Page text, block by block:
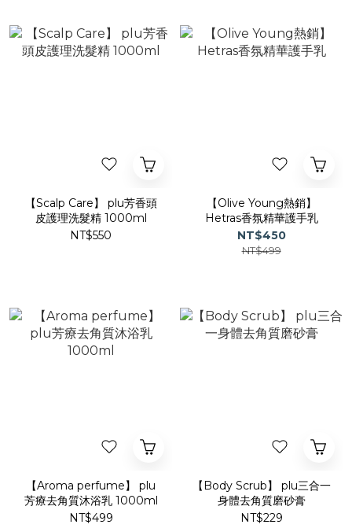
【Scalp Care】 plu芳香頭
皮護理洗髮精 1000ml
NT$550
【Olive Young熱銷】
Hetras香氛精華護手乳
NT$450
NT$499
【Aroma perfume】 plu
芳療去角質沐浴乳 1000ml
NT$499
【Body Scrub】 plu三合一
身體去角質磨砂膏
NT$229